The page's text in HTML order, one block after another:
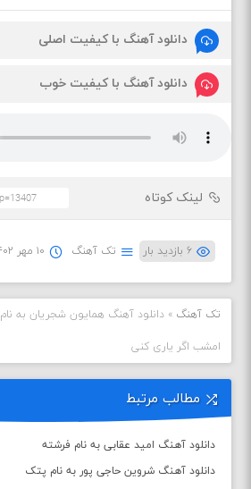
دانلود آهنگ با کیفیت اصلی
دانلود آهنگ با کیفیت خوب
لینک کوتاه
۶ بازدید بار تک آهنگ ۱۰ مهر ۱۴۰۲
تک آهنگ »دانلود آهنگ همایون شجریان به نام
امشب اگر یاری کنی
مطالب مرتبط
دانلود آهنگ امید عقابی به نام فرشته
دانلود آهنگ شروین حاجی پور به نام پتک